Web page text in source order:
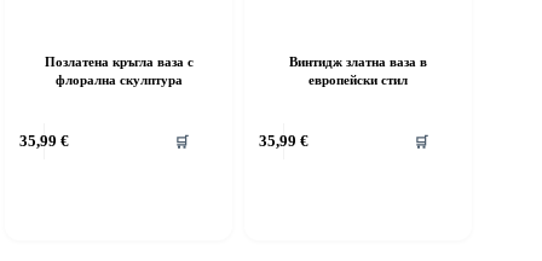
Позлатена кръгла ваза с
флорална скулптура
35,99 € 🛒
Винтидж златна ваза в
европейски стил
35,99 € 🛒